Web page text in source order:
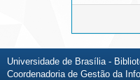
Universidade de Brasília -
Coordenadoria de Gestão da